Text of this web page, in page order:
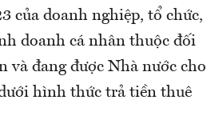
của doanh nghiệp, tổ chức,
doanh cá nhân thuộc đối
và đang được Nhà nước cho
hình thức trả tiền thuê